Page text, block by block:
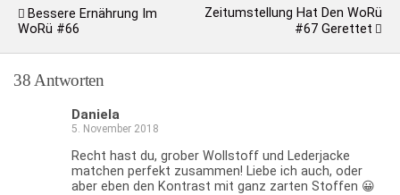
Bessere Ernährung Im
WoRü #66
Zeitumstellung Hat Den WoRü
#67 Gerettet
38 Antworten
Daniela
5. November 2018
Recht hast du, grober Wollstoff und Lederjacke
matchen perfekt zusammen! Liebe ich auch, oder
aber eben den Kontrast mit ganz zarten Stoffen 😀